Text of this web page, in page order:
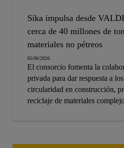
Sika impulsa desde
cerca de 40 millones de
materiales no pétreos
05/06/2026
El consorcio fomenta la
privada para dar respuesta a
circularidad en construcción,
reciclaje de materiales
disposición de los socios